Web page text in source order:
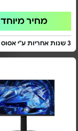
מחיר מיוחד
3 שנות אחריות ע"י אסוס ישראל